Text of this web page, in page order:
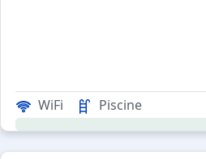
WiFi Piscine